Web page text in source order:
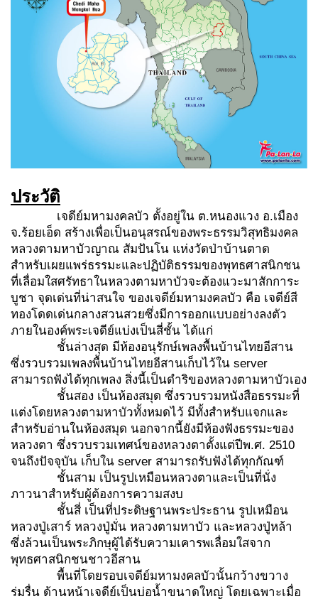
ประวัติ
เจดีย์มหามงคลบัว ตั้งอยู่ใน ต.หนองแวง อ.เมือง
จ.ร้อยเอ็ด สร้างเพื่อเป็นอนุสรณ์ของพระธรรมวิสุทธิมงคล
หลวงตามหาบัวญาณ สัมปันโน แห่งวัดป่าบ้านตาด
สำหรับเผยแพร่ธรรมะและปฏิบัติธรรมของพุทธศาสนิกชน
ที่เลื่อมใสศรัทธาในหลวงตามหาบัวจะต้องแวะมาสักการะ
บูชา จุดเด่นที่น่าสนใจ ของเจดีย์มหามงคลบัว คือ เจดีย์สี
ทองโดดเด่นกลางสวนสวยซึ่งมีการออกแบบอย่างลงตัว
ภายในองค์พระเจดีย์แบ่งเป็นสี่ชั้น ได้แก่
ชั้นล่างสุด มีห้องอนุรักษ์เพลงพื้นบ้านไทยอีสาน
ซึ่งรวบรวมเพลงพื้นบ้านไทยอีสานเก็บไว้ใน server
สามารถฟังได้ทุกเพลง สิ่งนี้เป็นดำริของหลวงตามหาบัวเอง
ชั้นสอง เป็นห้องสมุด ซึ่งรวบรวมหนังสือธรรมะที่
แต่งโดยหลวงตามหาบัวทั้งหมดไว้ มีทั้งสำหรับแจกและ
สำหรับอ่านในห้องสมุด นอกจากนี้ยังมีห้องฟังธรรมะของ
หลวงตา ซึ่งรวบรวมเทศน์ของหลวงตาตั้งแต่ปีพ.ศ. 2510
จนถึงปัจจุบัน เก็บใน server สามารถรับฟังได้ทุกกัณฑ์
ชั้นสาม เป็นรูปเหมือนหลวงตาและเป็นที่นั่ง
ภาวนาสำหรับผู้ต้องการความสงบ
ชั้นสี่ เป็นที่ประดิษฐานพระประธาน รูปเหมือน
หลวงปู่เสาร์ หลวงปู่มั่น หลวงตามหาบัว และหลวงปู่หล้า
ซึ่งล้วนเป็นพระภิกษุผู้ได้รับความเคารพเลื่อมใสจาก
พุทธศาสนิกชนชาวอีสาน
พื้นที่โดยรอบเจดีย์มหามงคลบัวนั้นกว้างขวาง
ร่มรื่น ด้านหน้าเจดีย์เป็นบ่อน้ำขนาดใหญ่ โดยเฉพาะเมื่อ